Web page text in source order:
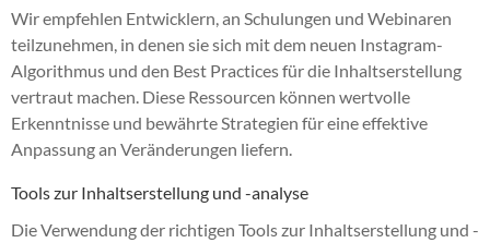
Wir empfehlen Entwicklern, an Schulungen und Webinaren
teilzunehmen, in denen sie sich mit dem neuen Instagram-
Algorithmus und den Best Practices für die Inhaltserstellung
vertraut machen. Diese Ressourcen können wertvolle
Erkenntnisse und bewährte Strategien für eine effektive
Anpassung an Veränderungen liefern.
Tools zur Inhaltserstellung und -analyse
Die Verwendung der richtigen Tools zur Inhaltserstellung und -